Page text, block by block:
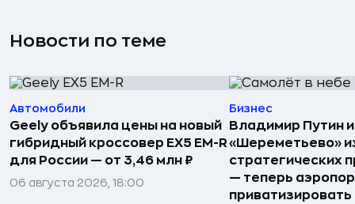
Новости по теме
Автомобили
Geely объявила цены на новый
гибридный кроссовер EX5 EM-R
для России — от 3,46 млн ₽
06 августа 2026, 18:00
Бизнес
Владимир Путин
«Шереметьево»
стратегических
— теперь
приватизировать